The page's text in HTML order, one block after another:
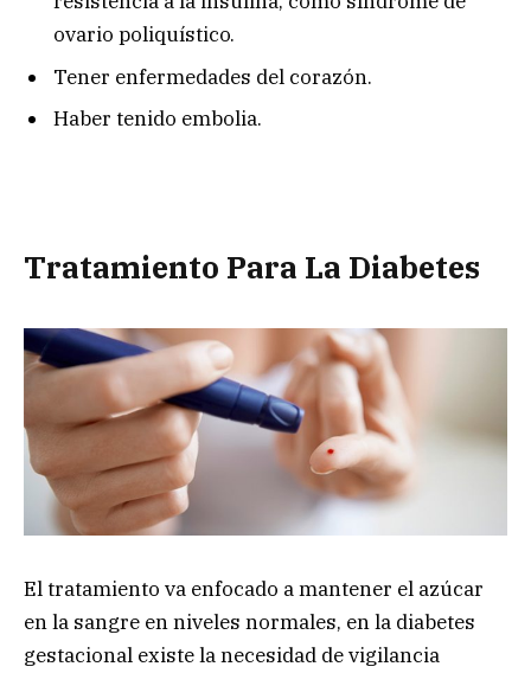
ovario poliquístico.
Tener enfermedades del corazón.
Haber tenido embolia.
Tratamiento Para La Diabetes
El tratamiento va enfocado a mantener el azúcar
en la sangre en niveles normales, en la diabetes
gestacional existe la necesidad de vigilancia